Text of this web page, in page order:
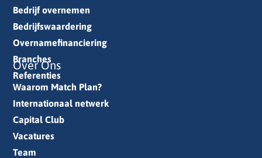
Bedrijf overnemen
Bedrijfswaardering
Overnamefinanciering
Branches
Referenties
Over Ons
Waarom Match Plan?
Internationaal netwerk
Capital Club
Vacatures
Team